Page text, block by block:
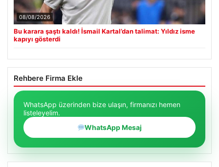
08/08/2026
Bu karara şaştı kaldı! İsmail Kartal’dan talimat: Yıldız isme
kapıyı gösterdi
Rehbere Firma Ekle
WhatsApp üzerinden bize ulaşın, firmanızı hemen
listeleyelim.
WhatsApp Mesaj